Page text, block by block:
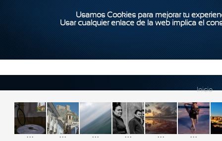
Usamos Cookies para mejorar tu
Usar cualquier enlace de la web implica el
Inicio
... ... ... ... ... ...